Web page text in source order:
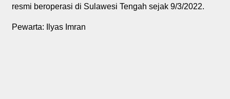
resmi beroperasi di Sulawesi Tengah sejak 9/3/2022.
Pewarta: Ilyas Imran